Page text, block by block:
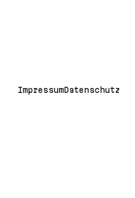
ImpressumDatenschutz